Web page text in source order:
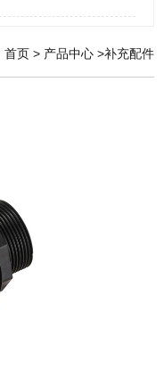
首页> 产品中心>补充配件